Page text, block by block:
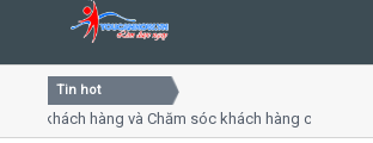
Close
Tin hot
khách hàng và Chăm sóc khách hàng chuyên nghiệp